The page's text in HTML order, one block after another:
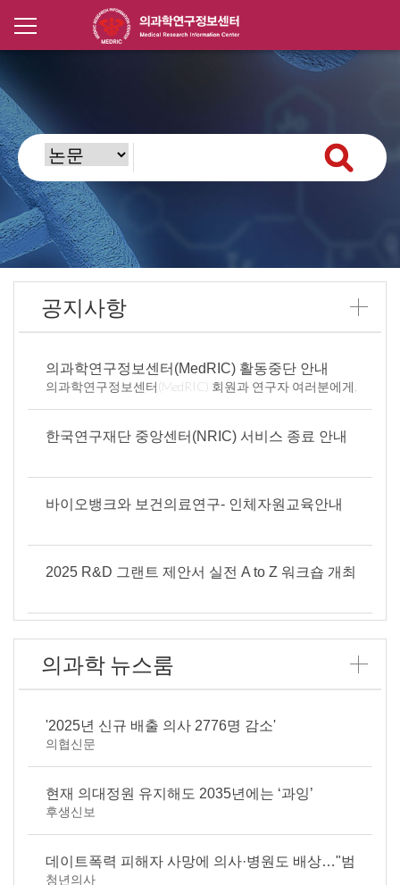
공지사항
의과학연구정보센터(MedRIC) 활동중단 안내
의과학연구정보센터(MedRIC) 회원과 연구자 여러분에게,
한국연구재단 중앙센터(NRIC) 서비스 종료 안내
바이오뱅크와 보건의료연구- 인체자원교육안내
2025 R&D 그랜트 제안서 실전 A to Z 워크숍 개최
의과학 뉴스룸
'2025년 신규 배출 의사 2776명 감소'
의협신문
현재 의대정원 유지해도 2035년에는 ‘과잉’
후생신보
데이트폭력 피해자 사망에 의사·병원도 배상…"범
청년의사